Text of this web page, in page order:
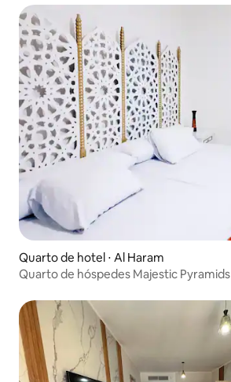
Quarto de hotel ⋅ Al Haram
Quarto de hóspedes Majestic Pyramids